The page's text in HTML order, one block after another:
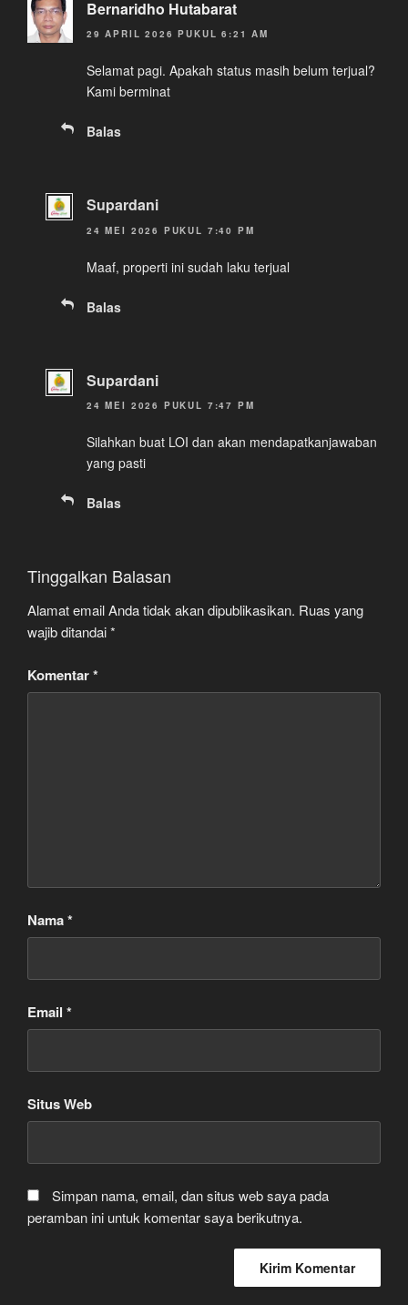
Bernaridho Hutabarat
29 APRIL 2026 PUKUL 6:21 AM
Selamat pagi. Apakah status masih belum terjual?
Kami berminat
Balas
Supardani
24 MEI 2026 PUKUL 7:40 PM
Maaf, properti ini sudah laku terjual
Balas
Supardani
24 MEI 2026 PUKUL 7:47 PM
Silahkan buat LOI dan akan mendapatkanjawaban
yang pasti
Balas
Tinggalkan Balasan
Alamat email Anda tidak akan dipublikasikan. Ruas yang
wajib ditandai*
Komentar*
Nama*
Email *
Situs Web
Simpan nama, email, dan situs web saya pada
peramban ini untuk komentar saya berikutnya.